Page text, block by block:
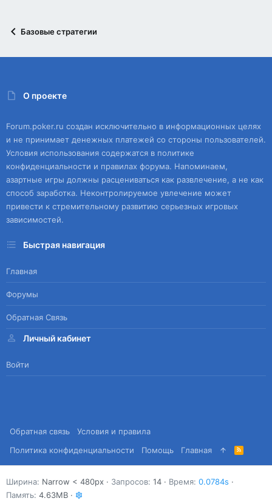
Базовые стратегии
О проекте
Forum.poker.ru создан исключительно в информационных целях
и не принимает денежных платежей со стороны пользователей.
Условия использования содержатся в политике
конфиденциальности и правилах форума. Напоминаем,
азартные игры должны расцениваться как развлечение, а не как
способ заработка. Неконтролируемое увлечение может
привести к стремительному развитию серьезных игровых
зависимостей.
Быстрая навигация
Главная
Форумы
Обратная Связь
Личный кабинет
Войти
Обратная связь
Условия и правила
Политика конфиденциальности
Помощь Главная
R
S
S
Ширина Запросов 14 Время 0.0784s
Память 4.63MB